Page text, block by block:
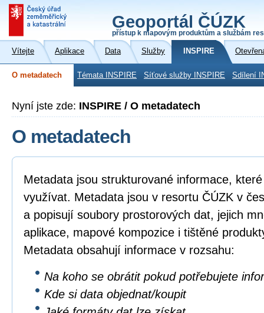
Geoportál ČÚZK
přístup k mapovým produktům a službám
Vítejte Aplikace Data Služby INSPIRE
O metadatech Témata INSPIRE Síťové služby INSPIRE Sdílení
Nyní jste zde: INSPIRE / O metadatech
O metadatech
Metadata jsou strukturované informace,
využívat. Metadata jsou v resortu ČÚZK v
a popisují soubory prostorových dat, jejich
aplikace, mapové kompozice i tištěné
Metadata obsahují informace v rozsahu:
Na koho se obrátit pokud potřebujete
Kde si data objednat/koupit